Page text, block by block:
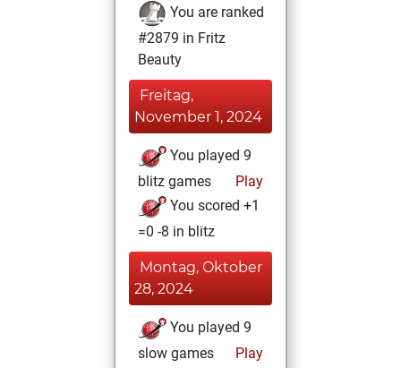
You are ranked
#2879 in Fritz
Beauty
Freitag,
November 1, 2024
You played 9
blitz games
Play
You scored +1
=0 -8 in blitz
Montag, Oktober
28, 2024
You played 9
slow games
Play